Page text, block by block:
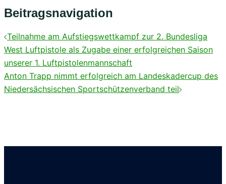
Beitragsnavigation
Teilnahme am Aufstiegswettkampf zur 2. Bundesliga
West Luftpistole als Zugabe einer erfolgreichen Saison
unserer 1. Luftpistolenmannschaft
Anton Trapp nimmt erfolgreich am Landeskadercup des
Niedersächsischen Sportschützenverband teil